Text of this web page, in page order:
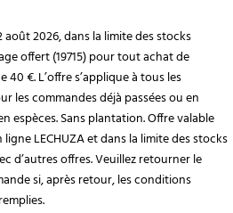
août 2026, dans la limite des stocks
offert (19715) pour tout achat de
€. L’offre s’applique à tous les
les commandes déjà passées ou en
espèces. Sans plantation. Offre valable
LECHUZA et dans la limite des stocks
d’autres offres. Veuillez retourner le
si, après retour, les conditions